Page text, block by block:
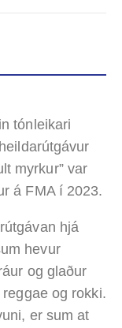
tónleikari
myrkur” var
á FMA í 2023.
hjá
hevur
og glaður
og rokki.
er sum at